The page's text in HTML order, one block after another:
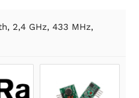
2,4 GHz, 433 MHz,